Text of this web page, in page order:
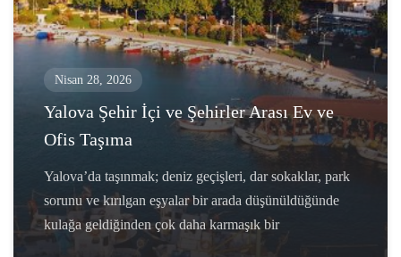
Nisan 28, 2026
Yalova Şehir İçi ve Şehirler Arası Ev ve
Ofis Taşıma
Yalova’da taşınmak; deniz geçişleri, dar sokaklar, park
sorunu ve kırılgan eşyalar bir arada düşünüldüğünde
kulağa geldiğinden çok daha karmaşık bir